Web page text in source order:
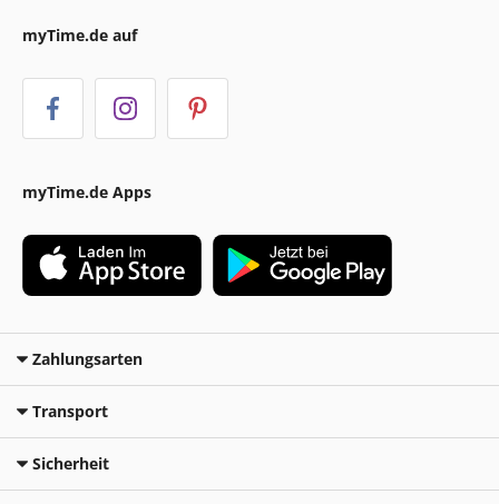
myTime.de auf
myTime.de Apps
Zahlungsarten
Transport
Sicherheit